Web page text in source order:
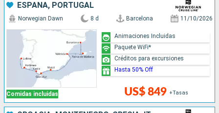
ESPAÑA, PORTUGAL
Comidas incluidas
Norwegian Dawn 8 d Barcelona 11/10/2026
US$ 849 +Tasas
Animaciones Incluidas
Paquete WiFi*
Créditos para excursiones
Hasta 50% Off